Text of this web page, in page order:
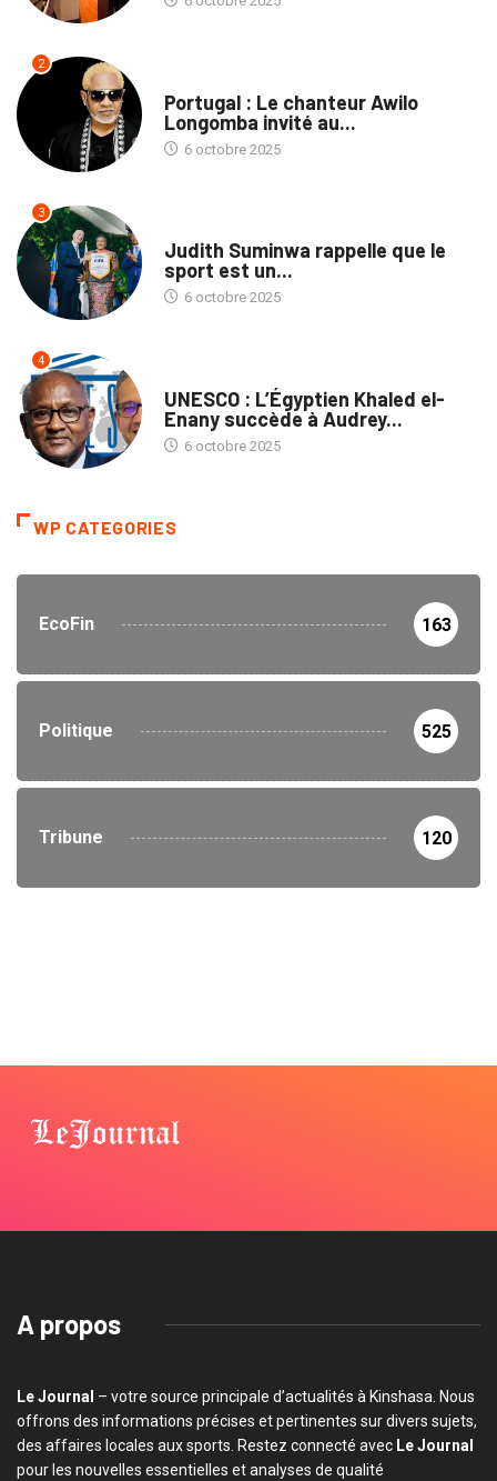
2
Portugal : Le chanteur Awilo
Longomba invité au...
6 octobre 2025
3
Judith Suminwa rappelle que le
sport est un...
6 octobre 2025
4
UNESCO : L’Égyptien Khaled el-
Enany succède à Audrey...
6 octobre 2025
WP CATEGORIES
EcoFin 163
Politique 525
Tribune 120
A propos
Le Journal – votre source principale d’actualités à Kinshasa. Nous
offrons des informations précises et pertinentes sur divers sujets,
des affaires locales aux sports. Restez connecté avec Le Journal
pour les nouvelles essentielles et analyses de qualité